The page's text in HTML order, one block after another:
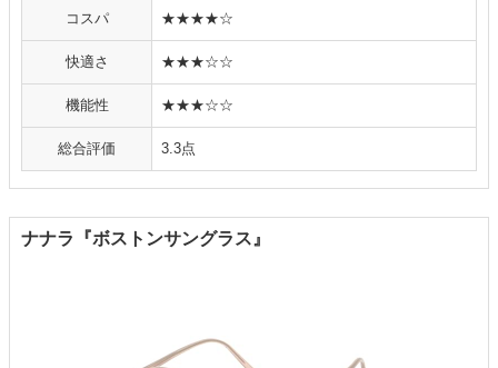
コスパ ★★★★☆
快適さ ★★★☆☆
機能性 ★★★☆☆
総合評価 3.3点
ナナラ『ボストンサングラス』